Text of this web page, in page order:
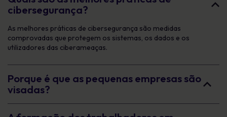
cibersegurança?
As melhores práticas de cibersegurança são medidas
comprovadas que protegem os sistemas, os dados e os
utilizadores das ciberameaças.
Porque é que as pequenas empresas são
visadas?